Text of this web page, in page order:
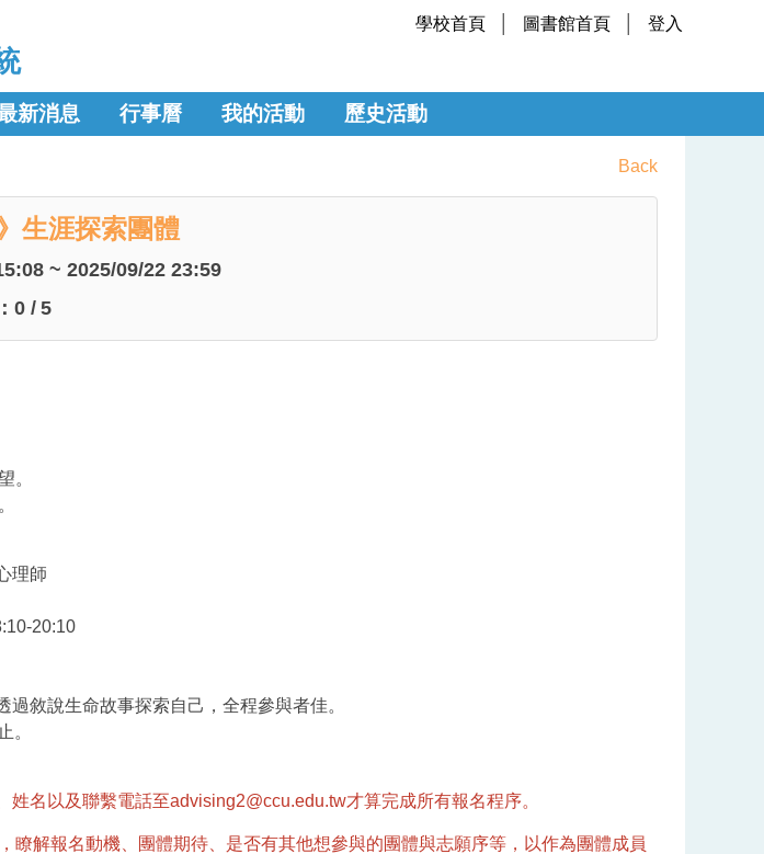
學校首頁 圖書館首頁 登入
新消息 行事曆 我的活動 歷史活動
Back
生涯探索團體
~ 2025/09/22 23:59
0 / 5
。
理師
20:10
敘說生命故事探索自己，全程參與者佳。
。
名以及聯繫電話至advising2@ccu.edu.tw才算完成所有報名程序。
瞭解報名動機、團體期待、是否有其他想參與的團體與志願序等，以作為團體成員